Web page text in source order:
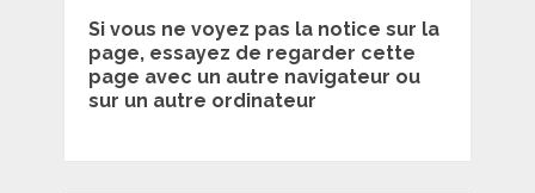
Si vous ne voyez pas la notice sur la
page, essayez de regarder cette
page avec un autre navigateur ou
sur un autre ordinateur